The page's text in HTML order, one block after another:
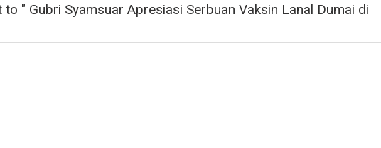
to " Gubri Syamsuar Apresiasi Serbuan Vaksin Lanal Dumai di